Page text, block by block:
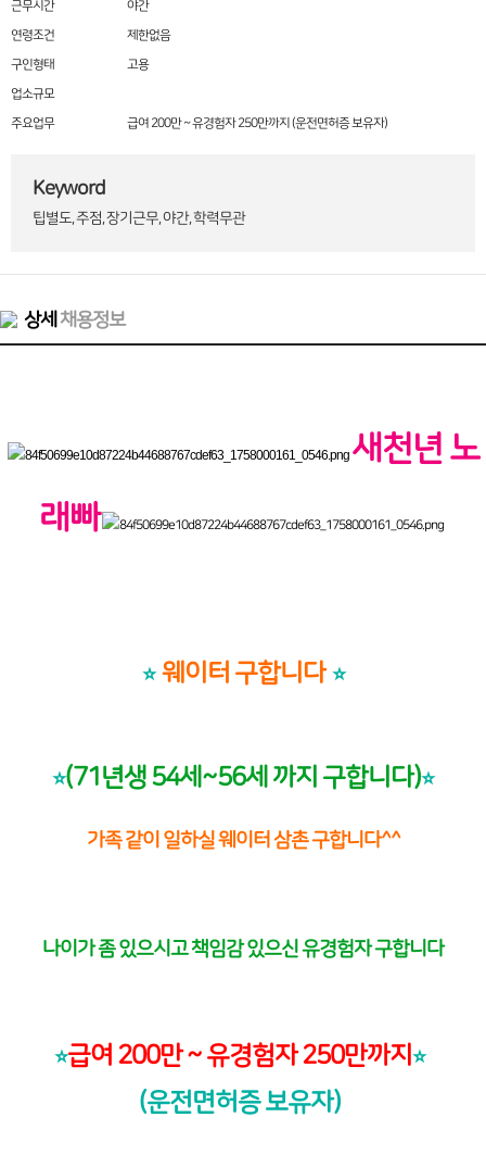
근무시간
야간
연령조건
제한없음
구인형태
고용
업소규모
주요업무
급여 200만 ~ 유경험자 250만까지 (운전면허증 보유자)
Keyword
팁별도, 주점, 장기근무, 야간, 학력무관
상세 채용정보
새천년 노
래빠
⭐️웨이터 구합니다⭐️
⭐️(71년생 54세~56세 까지 구합니다)⭐️
가족 같이 일하실 웨이터 삼촌 구합니다^^
나이가 좀 있으시고 책임감 있으신 유경험자 구합니다
⭐️급여 200만 ~ 유경험자 250만까지 ⭐️
(운전면허증 보유자)